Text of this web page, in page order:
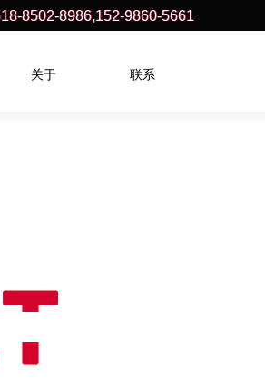
8502-8986,152-9860-5661
8502-8986,152-9860-5661
关于 联系